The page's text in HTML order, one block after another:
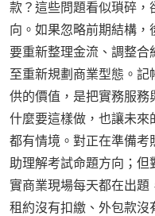
款？這些問題看似瑣碎
向。如果忽略前期結構
要重新整理金流、調整
至重新規劃商業型態。
供的價值，是把實務服
什麼要這樣做，也讓未
都有情境。對正在準備考
助理解考試命題方向；
實商業現場每天都在出題
租約沒有扣繳、外包款